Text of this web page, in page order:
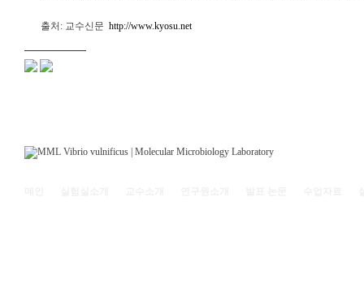
출처: 교수신문 http://www.kyosu.net